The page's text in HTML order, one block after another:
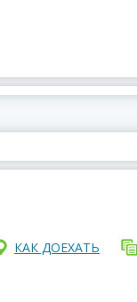
КАК ДОЕХАТЬ